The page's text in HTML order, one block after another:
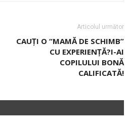
Articolul următor
CAUŢI O “MAMĂ DE SCHIMB”
CU EXPERIENŢĂ?I-AI
COPILULUI BONĂ
CALIFICATĂ!